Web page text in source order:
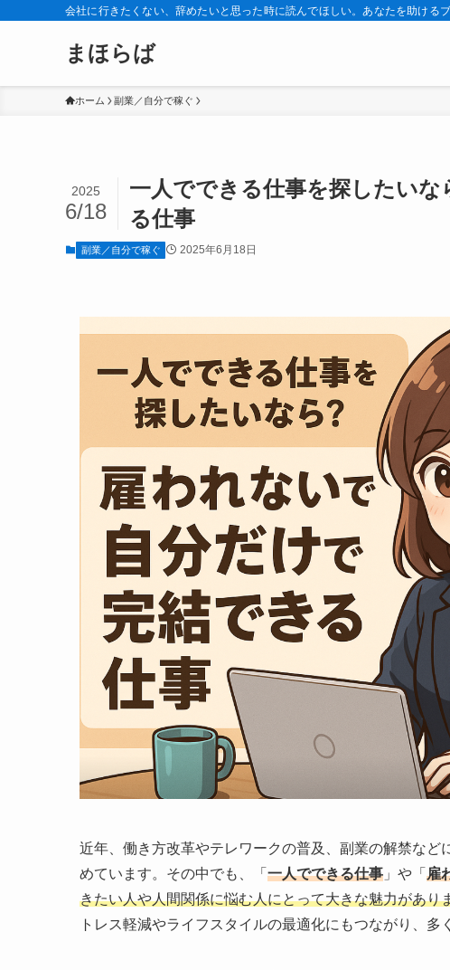
会社に行きたくない、辞めたいと思った時に読んでほしい。あなたを助ける
まほらば
ホーム 副業／自分で稼ぐ
一人でできる仕事を探したい
る仕事
2025
6/18
副業／自分で稼ぐ 2025年6月18日
近年、働き方改革やテレワークの普及、副業の解禁な
めています。その中でも、「 一人でできる仕事 」や「 雇
きたい人や人間関係に悩む人にとって大きな魅力があり
トレス軽減やライフスタイルの最適化にもつながり、多